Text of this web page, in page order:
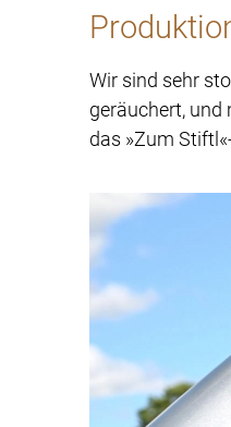
Wir sind sehr
geräuchert, und
das »Zum